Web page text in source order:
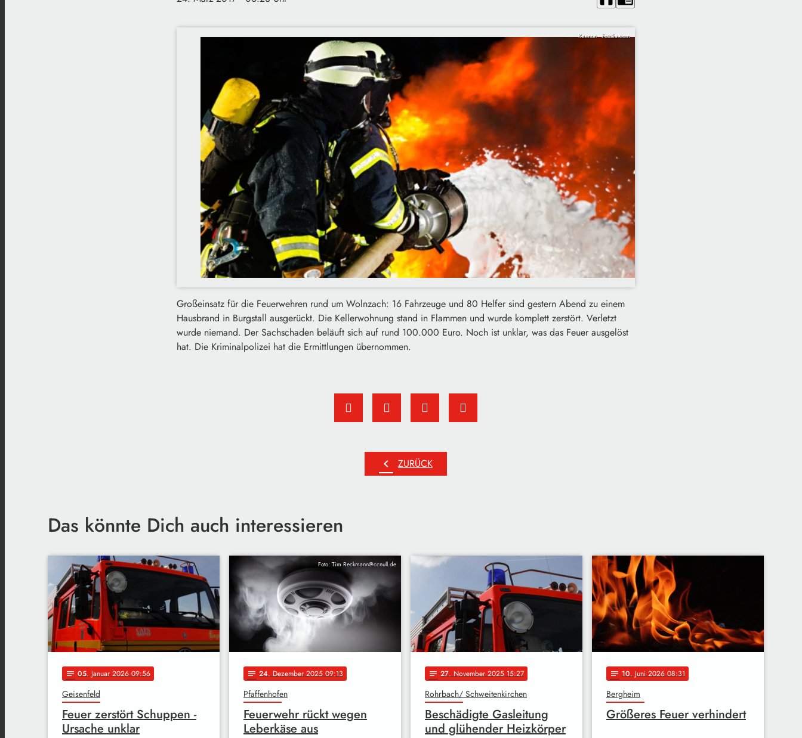
Kzenon - Fotolia.com
Großeinsatz für die Feuerwehren rund um Wolnzach: 16 Fahrzeuge und 80 Helfer sind gestern Abend zu einem
Hausbrand in Burgstall ausgerückt. Die Kellerwohnung stand in Flammen und wurde komplett zerstört. Verletzt
wurde niemand. Der Sachschaden beläuft sich auf rund 100.000 Euro. Noch ist unklar, was das Feuer ausgelöst
hat. Die Kriminalpolizei hat die Ermittlungen übernommen.
chevron_left ZURÜCK
Das könnte Dich auch interessieren
notes 05. Januar 2026 09:56
Geisenfeld
Feuer zerstört Schuppen -
Ursache unklar
Foto: Tim Reckmann@ccnull.de
notes 24. Dezember 2025 09:13
Pfaffenhofen
Feuerwehr rückt wegen
Leberkäse aus
notes 27. November 2025 15:27
Rohrbach/ Schweitenkirchen
Beschädigte Gasleitung
und glühender Heizkörper
notes 10. Juni 2026 08:31
Bergheim
Größeres Feuer verhindert